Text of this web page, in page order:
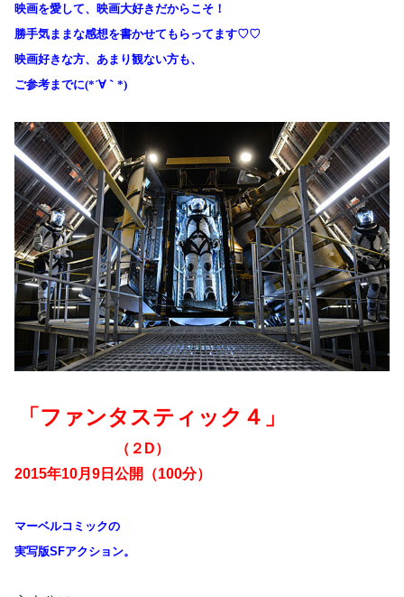
映画を愛して、映画大好きだからこそ！
勝手気ままな感想を書かせてもらってます♡♡
映画好きな方、あまり観ない方も、
ご参考までに(*´∀｀*)
「ファンタスティック４」
（２ D）
2015年10月9日公開（100分）
マーベルコミックの
実写版SFアクション。